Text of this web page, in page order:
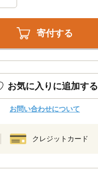
寄付する
お気に入りに追加する
お問い合わせについて
クレジットカード